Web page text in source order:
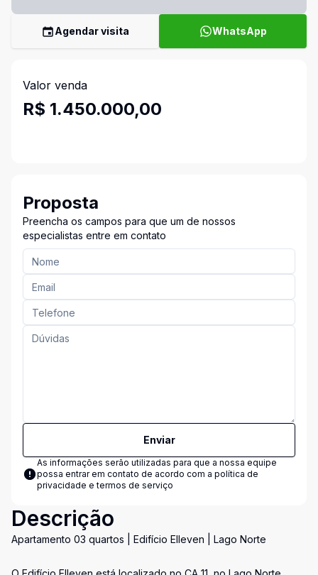
Agendar visita WhatsApp
Valor venda
R$ 1.450.000,00
Proposta
Preencha os campos para que um de nossos
especialistas entre em contato
Enviar
As informações serão utilizadas para que a nossa equipe
possa entrar em contato de acordo com a política de
privacidade e termos de serviço
Descrição
Apartamento 03 quartos | Edifício Elleven | Lago Norte